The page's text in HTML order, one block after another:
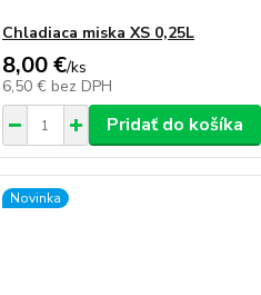
Chladiaca miska XS 0,25L
8,00 €/ks
6,50 € bez DPH
Pridať do košíka
Novinka